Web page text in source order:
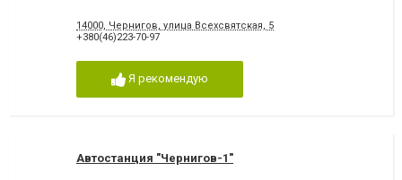
14000, Чернигов, улица Всехсвятская, 5
+380(46)223-70-97
Я рекомендую
Автостанция "Чернигов-1"